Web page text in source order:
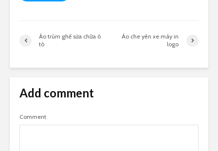
Áo trùm ghế sửa chữa ô
tô
Áo che yên xe máy in
logo
Add comment
Comment